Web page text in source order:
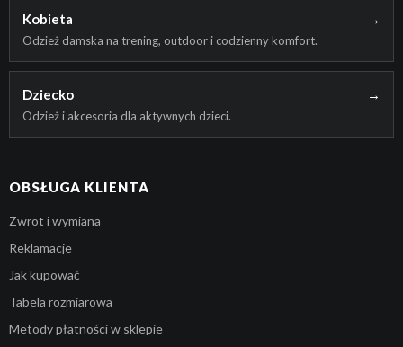
Kobieta →
Odzież damska na trening, outdoor i codzienny komfort.
Dziecko →
Odzież i akcesoria dla aktywnych dzieci.
OBSŁUGA KLIENTA
Zwrot i wymiana
Reklamacje
Jak kupować
Tabela rozmiarowa
Metody płatności w sklepie